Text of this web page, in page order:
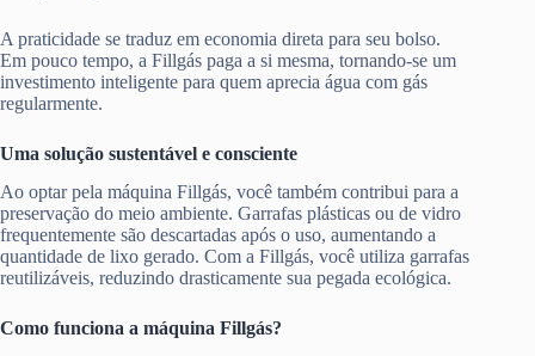
A praticidade se traduz em economia direta para seu bolso.
Em pouco tempo, a Fillgás paga a si mesma, tornando-se um
investimento inteligente para quem aprecia água com gás
regularmente.
Uma solução sustentável e consciente
Ao optar pela máquina Fillgás, você também contribui para a
preservação do meio ambiente. Garrafas plásticas ou de vidro
frequentemente são descartadas após o uso, aumentando a
quantidade de lixo gerado. Com a Fillgás, você utiliza garrafas
reutilizáveis, reduzindo drasticamente sua pegada ecológica.
Como funciona a máquina Fillgás?